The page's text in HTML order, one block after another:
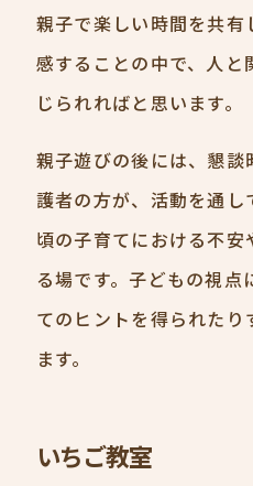
親子で楽しい時間を共
感することの中で、人
じられればと思います。
親子遊びの後には、懇
護者の方が、活動を通し
頃の子育てにおける不
る場です。子どもの視点
てのヒントを得られた
ます。
いちご教室